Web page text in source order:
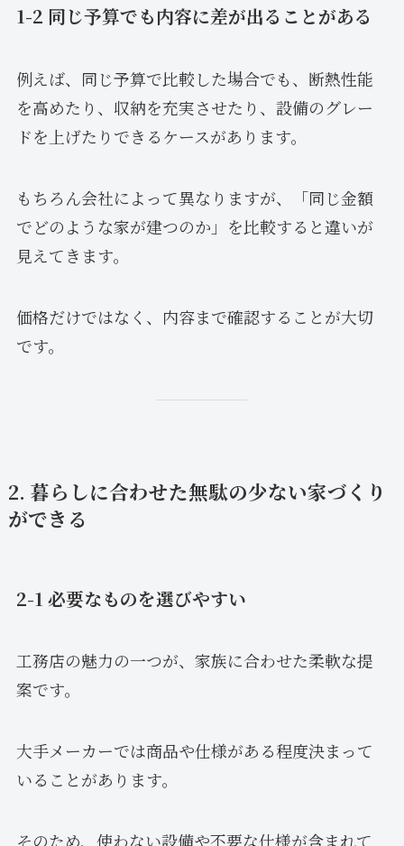
1-2 同じ予算でも内容に差が出ることがある
例えば、同じ予算で比較した場合でも、断熱性能
を高めたり、収納を充実させたり、設備のグレー
ドを上げたりできるケースがあります。
もちろん会社によって異なりますが、「同じ金額
でどのような家が建つのか」を比較すると違いが
見えてきます。
価格だけではなく、内容まで確認することが大切
です。
2. 暮らしに合わせた無駄の少ない家づくり
ができる
2-1 必要なものを選びやすい
工務店の魅力の一つが、家族に合わせた柔軟な提
案です。
大手メーカーでは商品や仕様がある程度決まって
いることがあります。
そのため、使わない設備や不要な仕様が含まれて